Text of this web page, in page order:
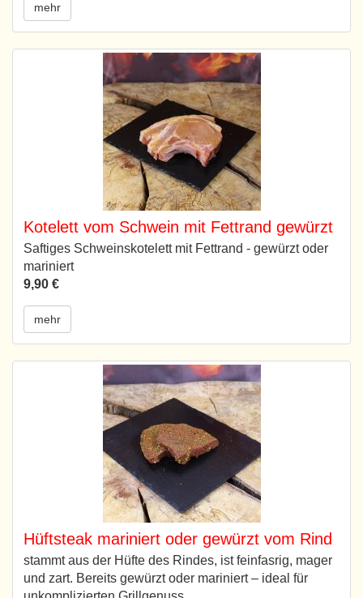
mehr
Kotelett vom Schwein mit Fettrand gewürzt
Saftiges Schweinskotelett mit Fettrand - gewürzt oder
mariniert
9,90 €
mehr
Hüftsteak mariniert oder gewürzt vom Rind
stammt aus der Hüfte des Rindes, ist feinfasrig, mager
und zart. Bereits gewürzt oder mariniert – ideal für